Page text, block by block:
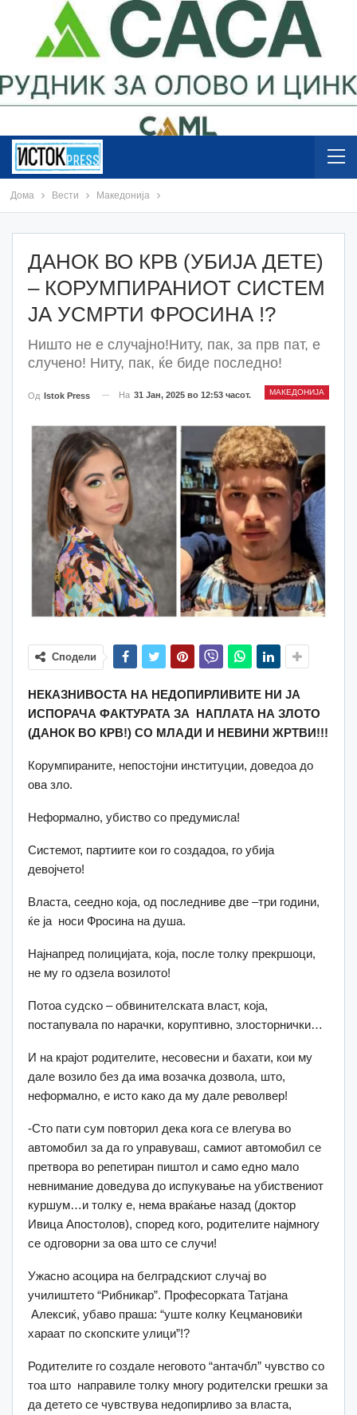
Дома Вести Македонија
ДАНОК ВО КРВ (УБИЈА ДЕТЕ)
– КОРУМПИРАНИОТ СИСТЕМ
ЈА УСМРТИ ФРОСИНА !?
Ништо не е случајно!Ниту, пак, за прв пат, е
случено! Ниту, пак, ќе биде последно!
МАКЕДОНИЈА
Од Istok Press На 31 Јан, 2025 во 12:53 часот.
Сподели
НЕКАЗНИВОСТА НА НЕДОПИРЛИВИТЕ НИ ЈА
ИСПОРАЧА ФАКТУРАТА ЗА НАПЛАТА НА ЗЛОТО
(ДАНОК ВО КРВ!) СО МЛАДИ И НЕВИНИ ЖРТВИ!!!
Корумпираните, непостојни институции, доведоа до
ова зло.
Неформално, убиство со предумисла!
Системот, партиите кои го создадоа, го убија
девојчето!
Власта, сеедно која, од последниве две –три години,
ќе ја носи Фросина на душа.
Најнапред полицијата, која, после толку прекршоци,
не му го одзела возилото!
Потоа судско – обвинителската власт, која,
постапувала по нарачки, коруптивно, злосторнички…
И на крајот родителите, несовесни и бахати, кои му
дале возило без да има возачка дозвола, што,
неформално, е исто како да му дале револвер!
-Сто пати сум повторил дека кога се влегува во
автомобил за да го управуваш, самиот автомобил се
претвора во репетиран пиштол и само едно мало
невнимание доведува до испукување на убиствениот
куршум…и толку е, нема враќање назад (доктор
Ивица Апостолов), според кого, родителите најмногу
се одговорни за ова што се случи!
Ужасно асоцира на белградскиот случај во
училиштето “Рибникар”. Професорката Татјана
Алексиќ, убаво праша: “уште колку Кецмановиќи
хараат по скопските улици”!?
Родителите го создале неговото “антачбл” чувство со
тоа што направиле толку многу родителски грешки за
да детето се чувствува недопирливо за власта,